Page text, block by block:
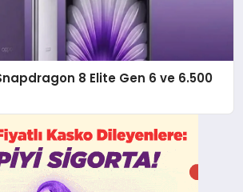
8 Elite Gen 6 ve 6.500